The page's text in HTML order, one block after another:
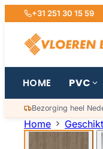
+31 251 30 15 59
HOME PVC
Bezorging heel
Home